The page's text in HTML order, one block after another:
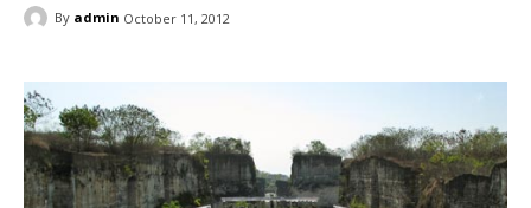
By admin October 11, 2012